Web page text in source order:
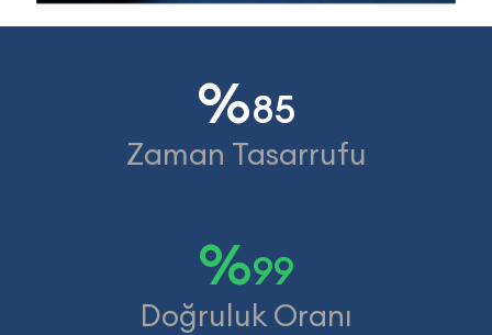
%85
Zaman Tasarrufu
%99
Doğruluk Oranı